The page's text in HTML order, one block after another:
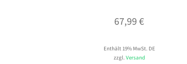
67,99€
Enthält 19% MwSt. DE
zzgl. Versand